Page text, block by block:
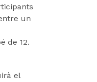
un
de 12.
el